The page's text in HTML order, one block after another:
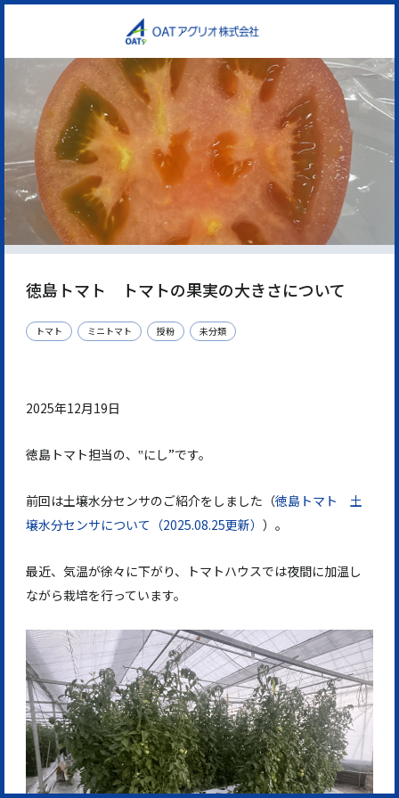
徳島トマト トマトの果実の大きさについて
トマト ミニトマト 授粉 未分類
2025年12月19日
徳島トマト担当の、‟にし”です。
前回は土壌水分センサのご紹介をしました（徳島トマト 土
壌水分センサについて（2025.08.25更新） ）。
最近、気温が徐々に下がり、トマトハウスでは夜間に加温し
ながら栽培を行っています。